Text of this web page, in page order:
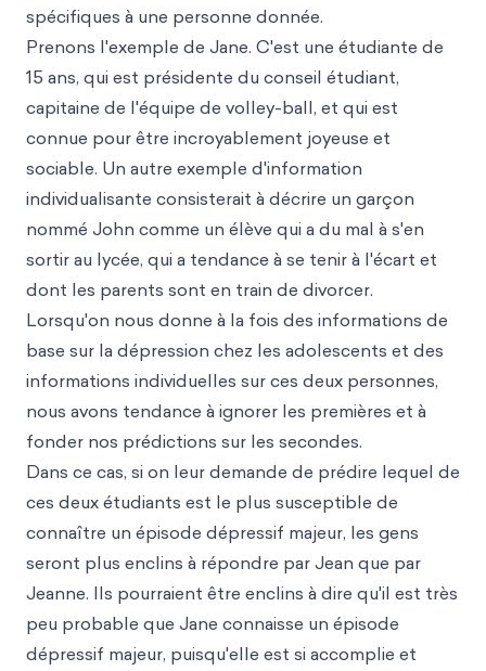
spécifiques à une personne donnée.
Prenons l'exemple de Jane. C'est une étudiante de
15 ans, qui est présidente du conseil étudiant,
capitaine de l'équipe de volley-ball, et qui est
connue pour être incroyablement joyeuse et
sociable. Un autre exemple d'information
individualisante consisterait à décrire un garçon
nommé John comme un élève qui a du mal à s'en
sortir au lycée, qui a tendance à se tenir à l'écart et
dont les parents sont en train de divorcer.
Lorsqu'on nous donne à la fois des informations de
base sur la dépression chez les adolescents et des
informations individuelles sur ces deux personnes,
nous avons tendance à ignorer les premières et à
fonder nos prédictions sur les secondes.
Dans ce cas, si on leur demande de prédire lequel de
ces deux étudiants est le plus susceptible de
connaître un épisode dépressif majeur, les gens
seront plus enclins à répondre par Jean que par
Jeanne. Ils pourraient être enclins à dire qu'il est très
peu probable que Jane connaisse un épisode
dépressif majeur, puisqu'elle est si accomplie et